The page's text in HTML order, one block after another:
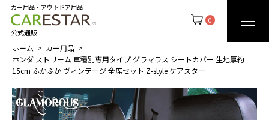
0
カー用品・アウトドア用品
公式通販
ホーム
カー用品
ホンダ ストリーム 車種別専用タイプ グラマラス シートカバー 生地厚約
15cm ふかふか ヴィンテージ 全席セット Z-style ケアスター